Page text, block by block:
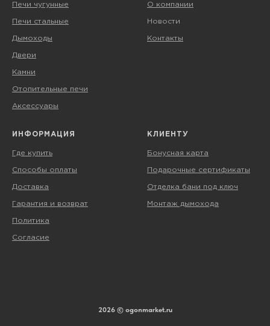
Печи чугунные
Печи стальные
Дымоходы
Двери
Камни
Отопительные печи
Аксессуары
О компании
Новости
Контакты
ИНФОРМАЦИЯ
Где купить
Способы оплаты
Доставка
Гарантия и возврат
Политика
Согласие
КЛИЕНТУ
Бонусная карта
Подарочные сертификаты
Отделка бани под ключ
Монтаж дымохода
2026 © ogonmarket.ru